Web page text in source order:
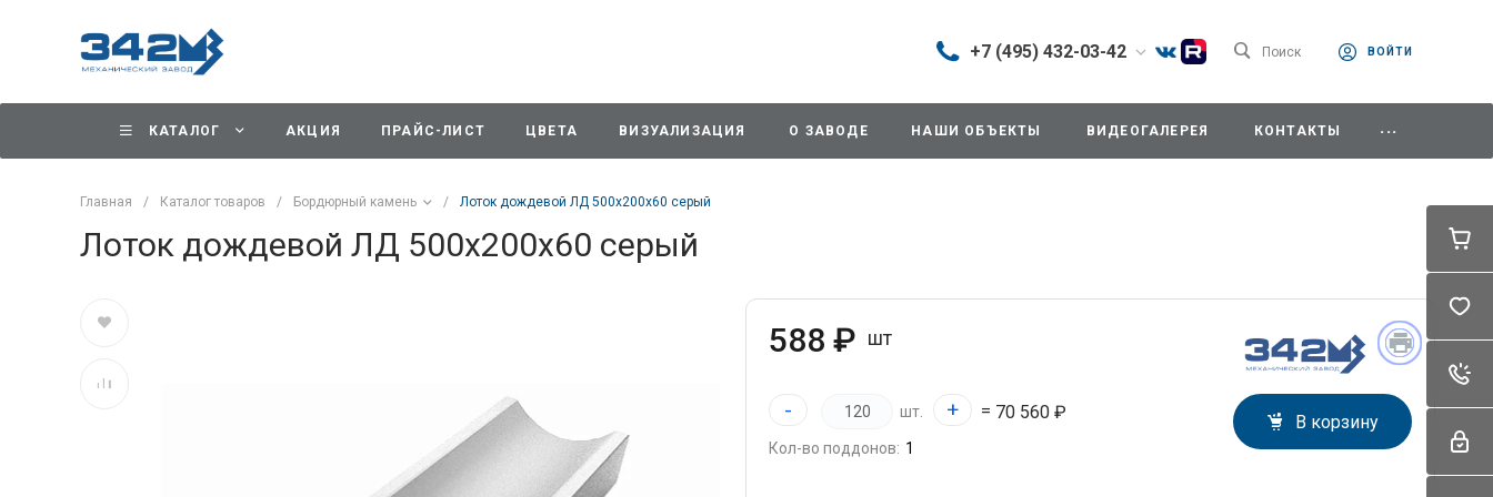
+7 (495) 432-03-42
+7 (495) 432-03-42
г. Домодедово. Отдел
д.11/10
+7 (495) 787-91-34
Поиск ВОЙТИ
КАТАЛОГ АКЦИЯ ПРАЙС-ЛИСТ ЦВЕТА ВИЗУАЛИЗАЦИЯ О ЗАВОДЕ НАШИ ОБЪЕКТЫ ВИДЕОГАЛЕРЕЯ КОНТАКТЫ ...
Главная / Каталог товаров / Бордюрный камень / Лоток дождевой ЛД 500x200x60 серый
Лоток дождевой ЛД 500x200x60 серый
588 ₽ шт
- шт. + = 70 560 ₽
Кол-во поддонов:
В корзину